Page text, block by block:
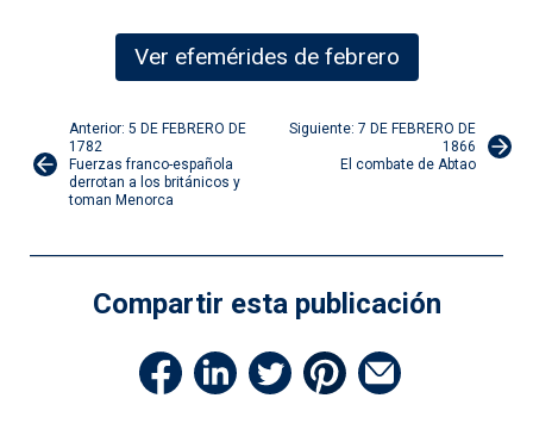
Ver efemérides de febrero
Navegación
de
Anterior: 5 DE FEBRERO DE
1782
Fuerzas franco-española
derrotan a los británicos y
toman Menorca
Siguiente: 7 DE FEBRERO DE
1866
El combate de Abtao
Compartir esta publicación